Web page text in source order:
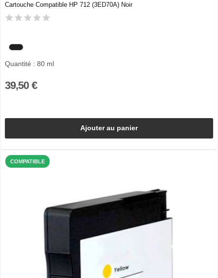
Cartouche Compatible HP 712 (3ED70A) Noir
Quantité : 80 ml
39,50 €
Ajouter au panier
COMPATIBLE